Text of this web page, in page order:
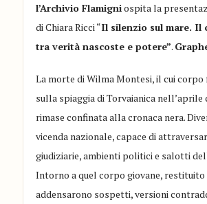
l’Archivio Flamigniospita la
di Chiara Ricci “Il silenzio sul mare. Il
tra verità nascoste e potere”.
La morte di Wilma Montesi, il cui
sulla spiaggia di Torvaianica nell’aprile
rimase confinata alla cronaca nera.
vicenda nazionale, capace di
giudiziarie, ambienti politici e salotti
Intorno a quel corpo giovane, restituito
addensarono sospetti, versioni